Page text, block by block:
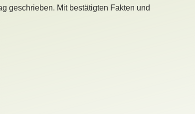
geschrieben. Mit bestätigten Fakten und